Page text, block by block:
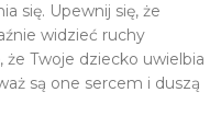
się. Upewnij się, że
widzieć ruchy
Twoje dziecko uwielbia
są one sercem i duszą